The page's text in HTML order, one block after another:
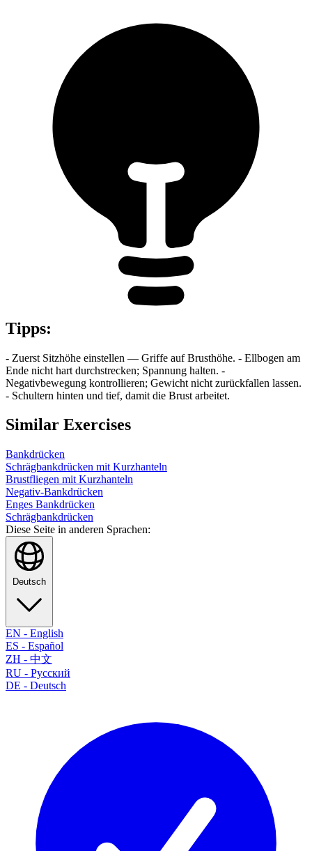
Tipps:
- Zuerst Sitzhöhe einstellen — Griffe auf Brusthöhe. - Ellbogen am
Ende nicht hart durchstrecken; Spannung halten. -
Negativbewegung kontrollieren; Gewicht nicht zurückfallen lassen.
- Schultern hinten und tief, damit die Brust arbeitet.
Similar Exercises
Bankdrücken
Schrägbankdrücken mit Kurzhanteln
Brustfliegen mit Kurzhanteln
Negativ-Bankdrücken
Enges Bankdrücken
Schrägbankdrücken
Diese Seite in anderen Sprachen:
Deutsch
EN - English
ES - Español
ZH - 中文
RU - Русский
DE - Deutsch